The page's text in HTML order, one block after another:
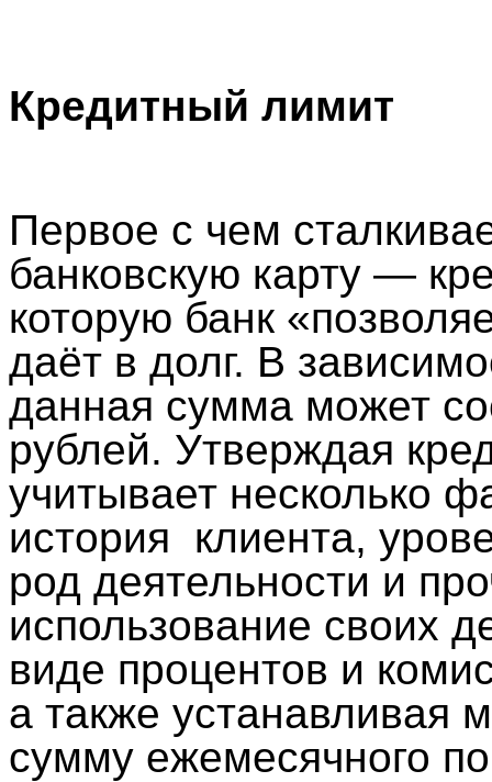
Кредитный лимит
Первое с чем
банковскую карту —
которую банк
даёт в долг. В
данная сумма может
рублей. Утверждая
учитывает несколько
история
клиента,
род деятельности и
использование своих
виде процентов и
а также устанавливая
сумму ежемесячного